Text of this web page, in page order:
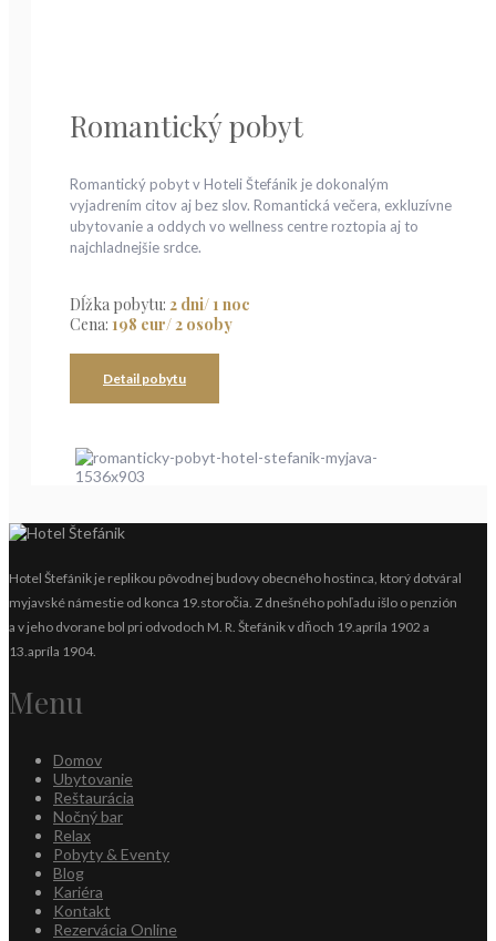
Romantický pobyt
Romantický pobyt v Hoteli Štefánik je dokonalým
vyjadrením citov aj bez slov. Romantická večera, exkluzívne
ubytovanie a oddych vo wellness centre roztopia aj to
najchladnejšie srdce.
Dĺžka pobytu: 2 dni/ 1 noc
Cena: 198 eur/ 2 osoby
Detail pobytu
Hotel Štefánik je replikou pôvodnej budovy obecného hostinca, ktorý dotváral
myjavské námestie od konca 19.storočia. Z dnešného pohľadu išlo o penzión
a v jeho dvorane bol pri odvodoch M. R. Štefánik v dňoch 19.apríla 1902 a
13.apríla 1904.
Menu
Domov
Ubytovanie
Reštaurácia
Nočný bar
Relax
Pobyty & Eventy
Blog
Kariéra
Kontakt
Rezervácia Online